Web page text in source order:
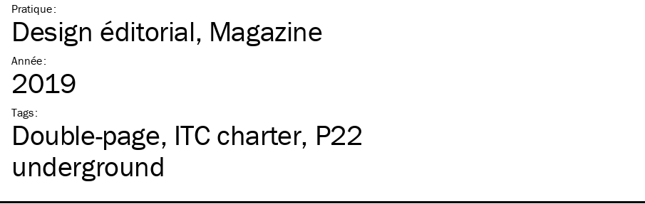
Pratique:
Design éditorial Magazine
Année:
2019
Tags:
Double-page ITCcharter P22
underground